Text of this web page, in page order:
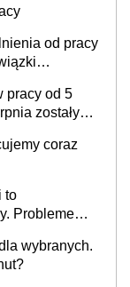
od pracy
pracy od 5
zostały
coraz
to
Problemem
i
wybranych.